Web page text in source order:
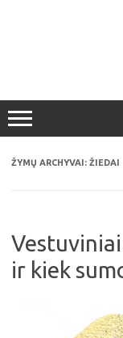
ŽYMŲ ARCHYVAI: ŽIEDAI
ir kiek